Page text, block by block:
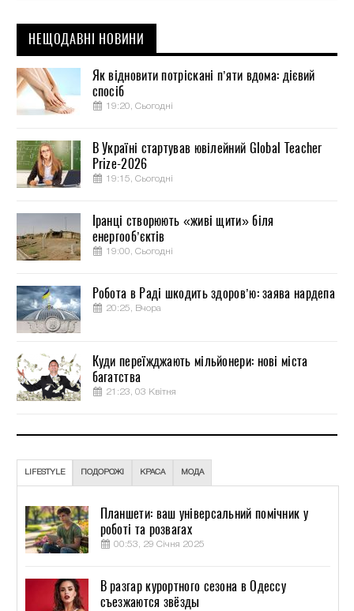
НЕЩОДАВНІ НОВИНИ
Як відновити потріскані п’яти вдома: дієвий
спосіб
19:20, Сьогодні
В Україні стартував ювілейний Global Teacher
Prize-2026
19:15, Сьогодні
Іранці створюють «живі щити» біля
енергооб’єктів
19:00, Сьогодні
Робота в Раді шкодить здоров’ю: заява нардепа
20:25, Вчора
Куди переїжджають мільйонери: нові міста
багатства
21:23, 03 Квітня
LIFESTYLE ПОДОРОЖІ КРАСА МОДА
Планшети: ваш універсальний помічник у
роботі та розвагах
00:53, 29 Січня 2025
В разгар курортного сезона в Одессу
съезжаются звёзды